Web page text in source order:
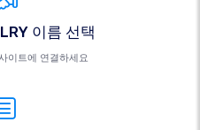
이름 선택
이트에 연결하세요